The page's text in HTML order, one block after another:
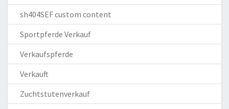
sh404SEF custom content
Sportpferde Verkauf
Verkaufspferde
Verkauft
Zuchtstutenverkauf